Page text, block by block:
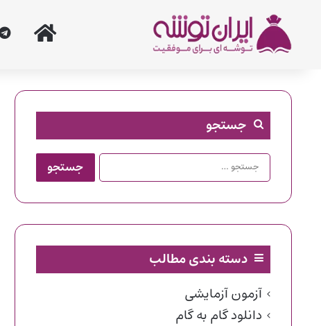
خانه
جستجو
جستجو
برای:
دسته بندی مطالب
آزمون آزمایشی
دانلود گام به گام